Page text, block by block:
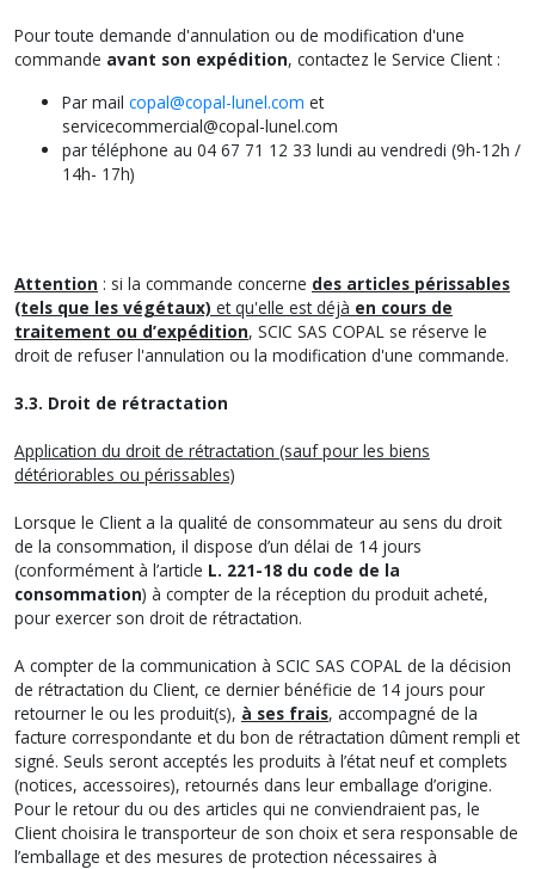
Pour toute demande d'annulation ou de modification d'une
commande avant son expédition, contactez le Service Client :
Par mail copal@copal-lunel.com et
servicecommercial@copal-lunel.com
par téléphone au 04 67 71 12 33 lundi au vendredi (9h-12h /
14h- 17h)
Attention : si la commande concerne des articles périssables
(tels que les végétaux) et qu'elle est déjà en cours de
traitement ou d’expédition, SCIC SAS COPAL se réserve le
droit de refuser l'annulation ou la modification d'une commande.
3.3. Droit de rétractation
Application du droit de rétractation (sauf pour les biens
détériorables ou périssables)
Lorsque le Client a la qualité de consommateur au sens du droit
de la consommation, il dispose d’un délai de 14 jours
(conformément à l’article L. 221-18 du code de la
consommation) à compter de la réception du produit acheté,
pour exercer son droit de rétractation.
A compter de la communication à SCIC SAS COPAL de la décision
de rétractation du Client, ce dernier bénéficie de 14 jours pour
retourner le ou les produit(s), à ses frais, accompagné de la
facture correspondante et du bon de rétractation dûment rempli et
signé. Seuls seront acceptés les produits à l’état neuf et complets
(notices, accessoires), retournés dans leur emballage d’origine.
Pour le retour du ou des articles qui ne conviendraient pas, le
Client choisira le transporteur de son choix et sera responsable de
l’emballage et des mesures de protection nécessaires à